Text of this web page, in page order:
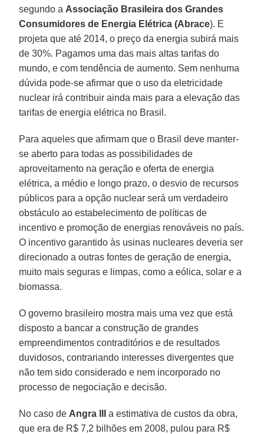
segundo a Associação Brasileira dos Grandes
Consumidores de Energia Elétrica (Abrace). E
projeta que até 2014, o preço da energia subirá mais
de 30%. Pagamos uma das mais altas tarifas do
mundo, e com tendência de aumento. Sem nenhuma
dúvida pode-se afirmar que o uso da eletricidade
nuclear irá contribuir ainda mais para a elevação das
tarifas de energia elétrica no Brasil.
Para aqueles que afirmam que o Brasil deve manter-
se aberto para todas as possibilidades de
aproveitamento na geração e oferta de energia
elétrica, a médio e longo prazo, o desvio de recursos
públicos para a opção nuclear será um verdadeiro
obstáculo ao estabelecimento de políticas de
incentivo e promoção de energias renováveis no país.
O incentivo garantido às usinas nucleares deveria ser
direcionado a outras fontes de geração de energia,
muito mais seguras e limpas, como a eólica, solar e a
biomassa.
O governo brasileiro mostra mais uma vez que está
disposto a bancar a construção de grandes
empreendimentos contraditórios e de resultados
duvidosos, contrariando interesses divergentes que
não tem sido considerado e nem incorporado no
processo de negociação e decisão.
No caso de Angra III
a estimativa de custos da obra,
que era de R$ 7,2 bilhões em 2008, pulou para R$